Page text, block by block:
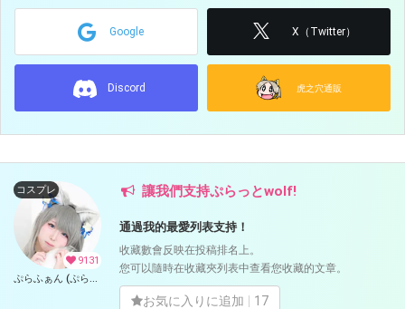
Google X（Twitter）
Discord 虎之穴通販
9131
コスプレ
ぷらふぁん (ぷらっとwolf)
讓我們支持ぷらっとwolf!
通過我的最愛列表支持！
收藏數會反映在投稿排名上。
您可以隨時在收藏夾列表中查看您收藏的文章。
お気に入りに追加 17